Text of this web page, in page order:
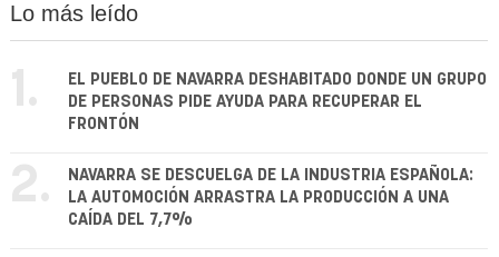
Lo más leído
1.
EL PUEBLO DE NAVARRA DESHABITADO DONDE UN GRUPO
DE PERSONAS PIDE AYUDA PARA RECUPERAR EL
FRONTÓN
2.
NAVARRA SE DESCUELGA DE LA INDUSTRIA ESPAÑOLA:
LA AUTOMOCIÓN ARRASTRA LA PRODUCCIÓN A UNA
CAÍDA DEL 7,7%